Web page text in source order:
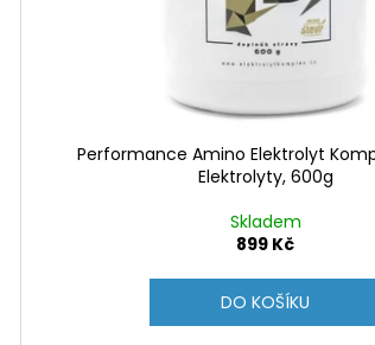
Performance Amino Elektrolyt
Elektrolyty, 600g
Skladem
899 Kč
DO KOŠÍKU